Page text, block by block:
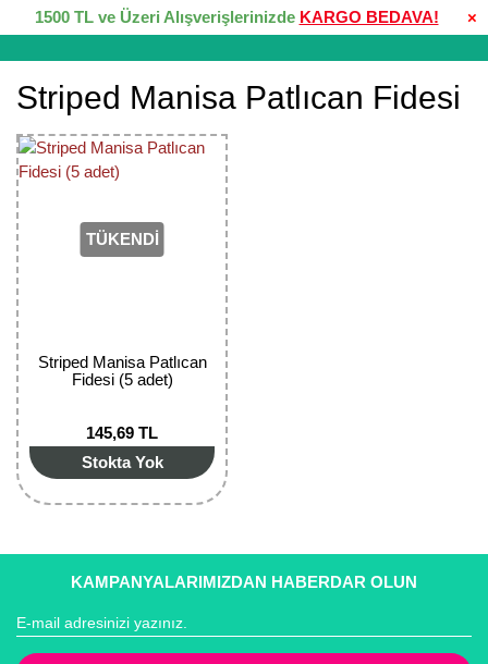
×
1500 TL ve Üzeri Alışverişlerinizde KARGO BEDAVA!
Striped Manisa Patlıcan Fidesi
TÜKENDİ
Striped Manisa Patlıcan
Fidesi (5 adet)
145,69 TL
Stokta Yok
KAMPANYALARIMIZDAN HABERDAR OLUN